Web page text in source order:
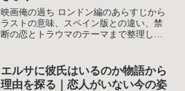
映画俺の過ち ロンドン編のあらすじから
ラストの意味、スペイン版との違い、禁
断の恋とトラウマのテーマまで整理しま
けの解説です。初めての人も復習したい
人も安心してじっくり読める内容です。
エルサに彼氏はいるのか物語から
理由を探る｜恋人がいない今の姿